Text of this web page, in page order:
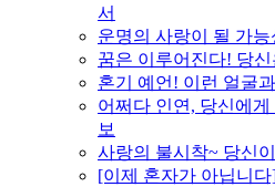
서
운명의 사랑이 될 가
꿈은 이루어진다! 당
혼기 예언! 이런 얼굴
어쩌다 인연, 당신에
보
사랑의 불시착~ 당신
[이제 혼자가 아닙니